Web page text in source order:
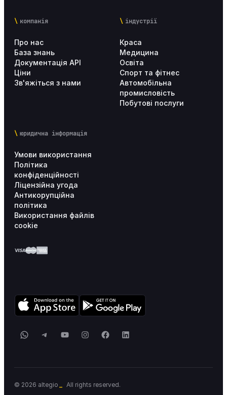
компанія
Про нас
База знань
Документація API
Ціни
Зв'яжіться з нами
індустрії
Краса
Медицина
Освіта
Спорт та фітнес
Автомобільна
промисловість
Побутові послуги
юридична інформація
Умови використання
Політика
конфіденційності
Ліцензійна угода
Антикорупційна
політика
Використання файлів
cookie
WhatsApp
TelegramYouTubeInstagram
FacebookLinkedIn
© 2026 altegio All rights reserved.